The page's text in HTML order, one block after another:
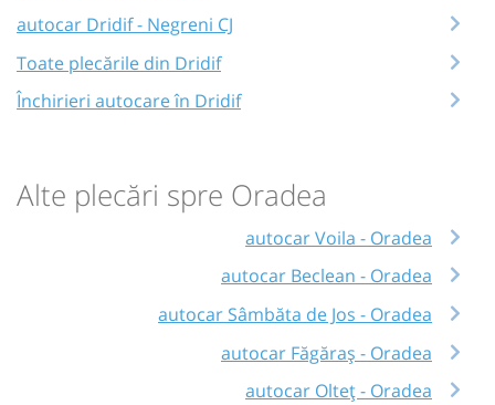
autocar Dridif - Negreni CJ
Toate plecările din Dridif
Închirieri autocare în Dridif
Alte plecări spre Oradea
autocar Voila - Oradea
autocar Beclean - Oradea
autocar Sâmbăta de Jos - Oradea
autocar Făgăraș - Oradea
autocar Olteț - Oradea